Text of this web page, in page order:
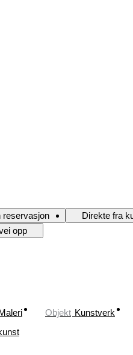
reservasjon Direkte fra
opp
Objekt Kunstverk